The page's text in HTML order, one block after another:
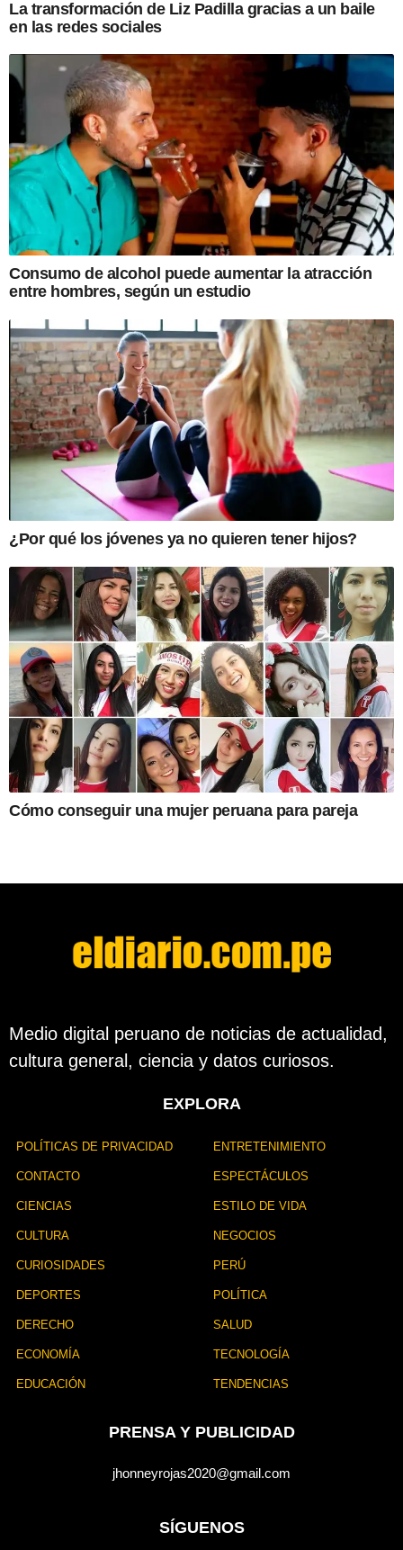
La transformación de Liz Padilla gracias a un baile
en las redes sociales
Consumo de alcohol puede aumentar la atracción
entre hombres, según un estudio
¿Por qué los jóvenes ya no quieren tener hijos?
Cómo conseguir una mujer peruana para pareja
Medio digital peruano de noticias de actualidad,
cultura general, ciencia y datos curiosos.
EXPLORA
POLÍTICAS DE PRIVACIDAD
CONTACTO
CIENCIAS
CULTURA
CURIOSIDADES
DEPORTES
DERECHO
ECONOMÍA
EDUCACIÓN
ENTRETENIMIENTO
ESPECTÁCULOS
ESTILO DE VIDA
NEGOCIOS
PERÚ
POLÍTICA
SALUD
TECNOLOGÍA
TENDENCIAS
PRENSA Y PUBLICIDAD
jhonneyrojas2020@gmail.com
SÍGUENOS